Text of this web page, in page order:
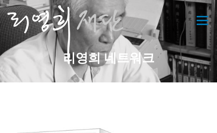
콘
텐
츠
로
바
로
기
메뉴
리영희 네트워크